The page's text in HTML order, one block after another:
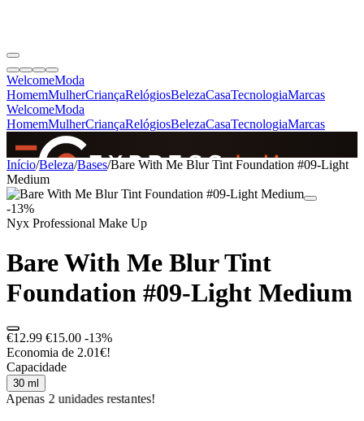
WelcomeModa
HomemMulherCriançaRelógiosBelezaCasaTecnologiaMarcas
WelcomeModa
HomemMulherCriançaRelógiosBelezaCasaTecnologiaMarcas
SINCE 2005
+de 36.000 reviews
Início/Beleza/Bases/Bare With Me Blur Tint Foundation #09-Light
Medium
-13%
Nyx Professional Make Up
Bare With Me Blur Tint
Foundation #09-Light Medium
€12.99 €15.00 -13%
Economia de 2.01€!
Capacidade
30 ml
Apenas 2 unidades restantes!